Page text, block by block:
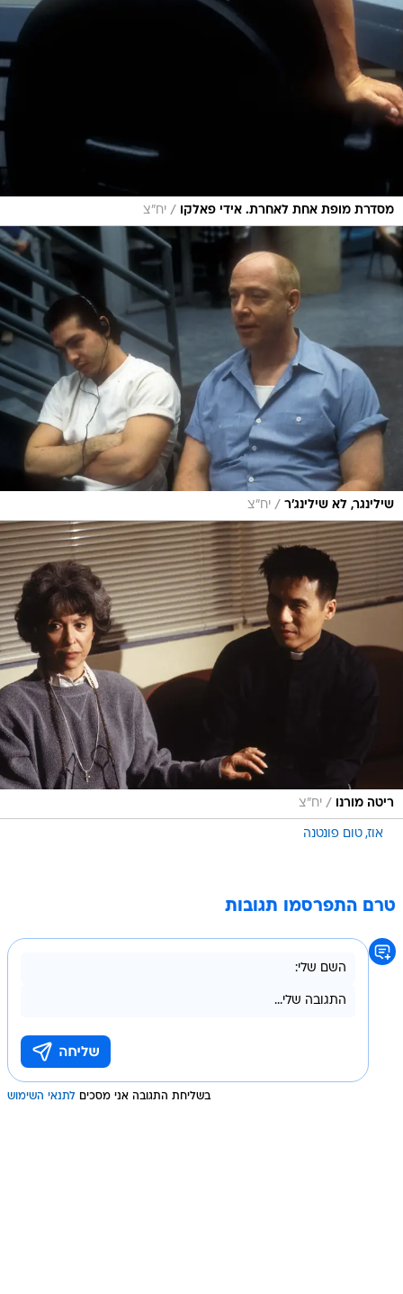
מסדרת מופת אחת לאחרת. אידי פאלקו / יח"צ
שילינגר, לא שילינג'ר / יח"צ
ריטה מורנו / יח"צ
אוז טום פונטנה
טרם התפרסמו תגובות
בשליחת התגובה אני מסכים לתנאי השימוש